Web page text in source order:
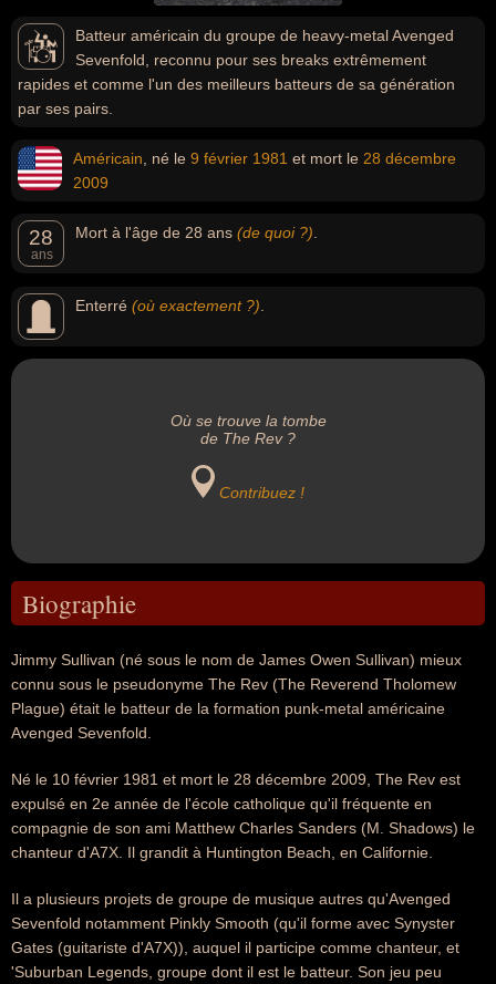
Batteur américain du groupe de heavy-metal Avenged
Sevenfold, reconnu pour ses breaks extrêmement
rapides et comme l'un des meilleurs batteurs de sa génération
par ses pairs.
Américain , né le 9 février 1981 et mort le 28 décembre
2009
28
ans
Mort à l'âge de 28 ans (de quoi ?)
Enterré (où exactement ?)
Où se trouve la tombe
de The Rev ?
Contribuez !
Biographie
Jimmy Sullivan (né sous le nom de James Owen Sullivan) mieux
connu sous le pseudonyme The Rev (The Reverend Tholomew
Plague) était le batteur de la formation punk-metal américaine
Avenged Sevenfold.
Né le 10 février 1981 et mort le 28 décembre 2009, The Rev est
expulsé en 2e année de l'école catholique qu'il fréquente en
compagnie de son ami Matthew Charles Sanders (M. Shadows) le
chanteur d'A7X. Il grandit à Huntington Beach, en Californie.
Il a plusieurs projets de groupe de musique autres qu'Avenged
Sevenfold notamment Pinkly Smooth (qu'il forme avec Synyster
Gates (guitariste d'A7X)), auquel il participe comme chanteur, et
'Suburban Legends, groupe dont il est le batteur. Son jeu peu